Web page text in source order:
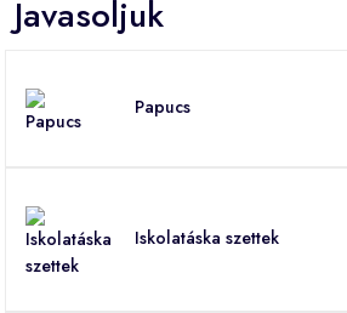
Javasoljuk
Papucs
Iskolatáska szettek